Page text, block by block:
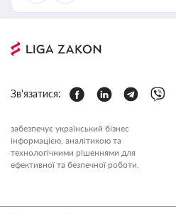
Зв'язатися:
забезпечує український бізнес
інформацією, аналітикою та
технологічними рішеннями для
ефективної та безпечної роботи.